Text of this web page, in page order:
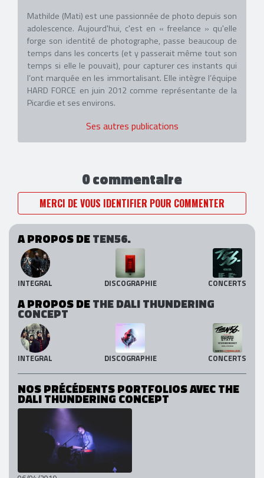
Mathilde (Mati) est une passionnée de photo depuis son
adolescence. Aujourd'hui, c'est en « freelance » qu'elle
forge son identité de photographe, passe beaucoup de
temps dans les concerts (et y passerait même tout son
temps si elle le pouvait), pour capturer ces instants qui
l’ont marquée en les immortalisant. Elle intègre l’équipe
HARD FORCE en juin 2012 comme représentante de la
Picardie et ses environs.
Ses autres publications
0 commentaire
MERCI DE VOUS IDENTIFIER POUR COMMENTER
A PROPOS DETEN56.
INTEGRAL DISCOGRAPHIE CONCERTS
A PROPOS DETHE DALI THUNDERING
CONCEPT
INTEGRAL DISCOGRAPHIE CONCERTS
NOS PRÉCÉDENTS PORTFOLIOS AVEC THE
DALI THUNDERING CONCEPT